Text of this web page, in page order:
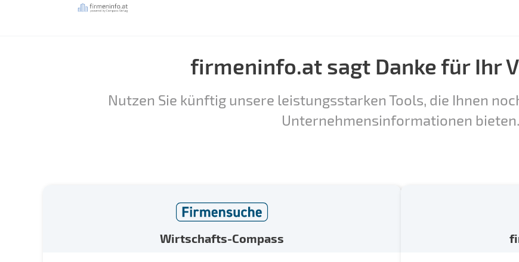
firmeninfo.at sagt Danke für Ihr
Nutzen Sie künftig unsere leistungsstarken Tools, die Ihnen
Unternehmensinformationen bieten.
Wirtschafts-Compass